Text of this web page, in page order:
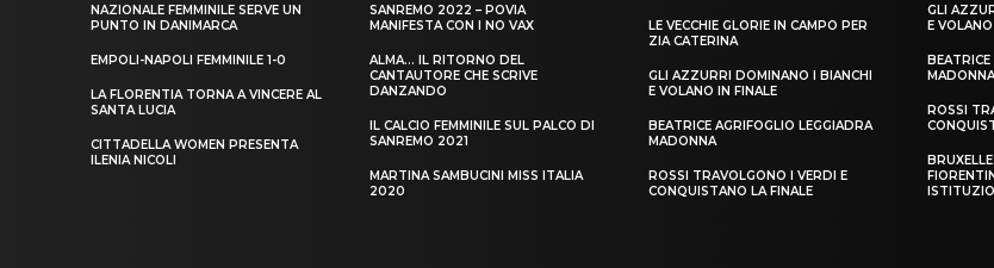
NAZIONALE FEMMINILE SERVE UN
PUNTO IN DANIMARCA
EMPOLI-NAPOLI FEMMINILE 1-0
LA FLORENTIA TORNA A VINCERE AL
SANTA LUCIA
CITTADELLA WOMEN PRESENTA
ILENIA NICOLI
SANREMO 2022 – POVIA
MANIFESTA CON I NO VAX
ALMA… IL RITORNO DEL
CANTAUTORE CHE SCRIVE
DANZANDO
IL CALCIO FEMMINILE SUL PALCO DI
SANREMO 2021
MARTINA SAMBUCINI MISS ITALIA
2020
LE VECCHIE GLORIE IN CAMPO PER
ZIA CATERINA
GLI AZZURRI DOMINANO I BIANCHI
E VOLANO IN FINALE
BEATRICE AGRIFOGLIO LEGGIADRA
MADONNA
ROSSI TRAVOLGONO I VERDI E
CONQUISTANO LA FINALE
GLI
E
ROSSI